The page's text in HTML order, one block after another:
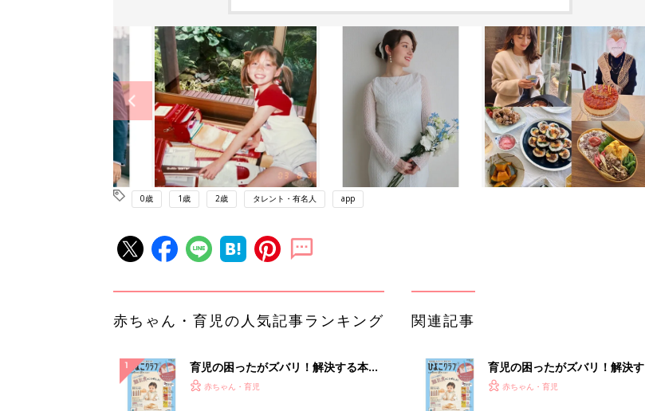
0歳 1歳 2歳 タレント・有名人 app
赤ちゃん・育児の人気記事ランキング
育児の困ったがズバリ！解決する本
『ひよこクラブ 秋号』 4カ月～2才
赤ちゃん・育児
関連記事
育児の困ったがズバリ！解決
『ひよこクラブ 秋号』 4カ月
赤ちゃん・育児